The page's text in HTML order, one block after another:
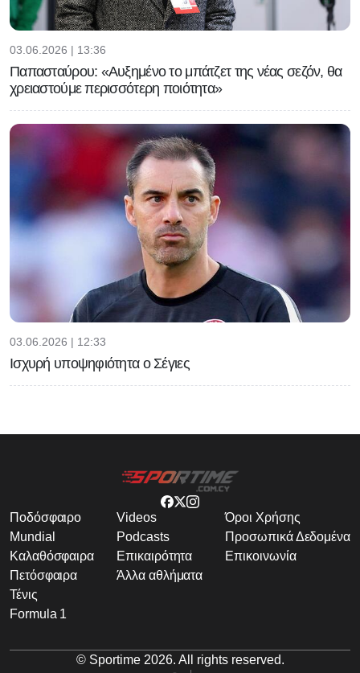
03.06.2026 | 13:36
Παπασταύρου: «Αυξημένο το μπάτζετ της νέας σεζόν, θα
χρειαστούμε περισσότερη ποιότητα»
03.06.2026 | 12:33
Ισχυρή υποψηφιότητα ο Σέγιες
Ποδόσφαιρο
Mundial
Καλαθόσφαιρα
Πετόσφαιρα
Τένις
Formula 1
Videos
Podcasts
Επικαιρότητα
Άλλα αθλήματα
Όροι Χρήσης
Προσωπικά Δεδομένα
Επικοινωνία
© Sportime 2026. All rights reserved.